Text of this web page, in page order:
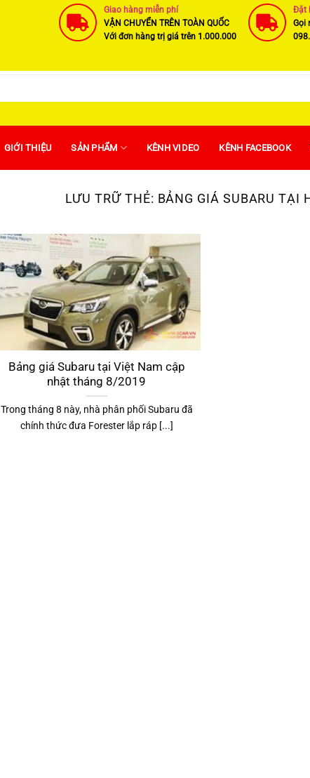
Giao hàng miễn phí
VẬN CHUYỂN TRÊN TOÀN QUỐC
Với đơn hàng trị giá trên 1.000.000
Đặt
Gọi
GIỚI THIỆU SẢN PHẨM KÊNH VIDEO KÊNH FACEBOOK
LƯU TRỮ THẺ: BẢNG GIÁ SUBARU TẠI
Bảng giá Subaru tại Việt Nam cập
nhật tháng 8/2019
Trong tháng 8 này, nhà phân phối Subaru đã
chính thức đưa Forester lắp ráp [...]